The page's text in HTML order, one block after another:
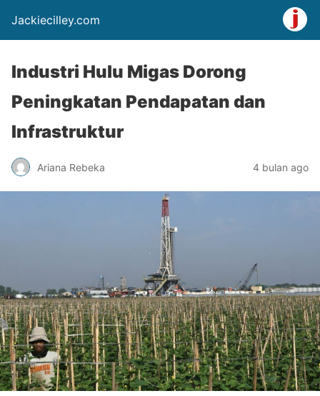
Jackiecilley.com
Industri Hulu Migas Dorong
Peningkatan Pendapatan dan
Infrastruktur
Ariana Rebeka 4 bulan ago